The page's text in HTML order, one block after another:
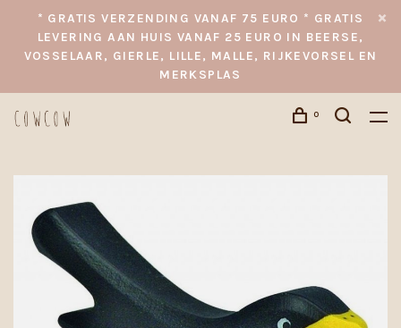
* GRATIS VERZENDING VANAF 75 EURO * GRATIS
LEVERING AAN HUIS VANAF 25 EURO IN BEERSE,
VOSSELAAR, GIERLE, LILLE, MALLE, RIJKEVORSEL EN
MERKSPLAS
0